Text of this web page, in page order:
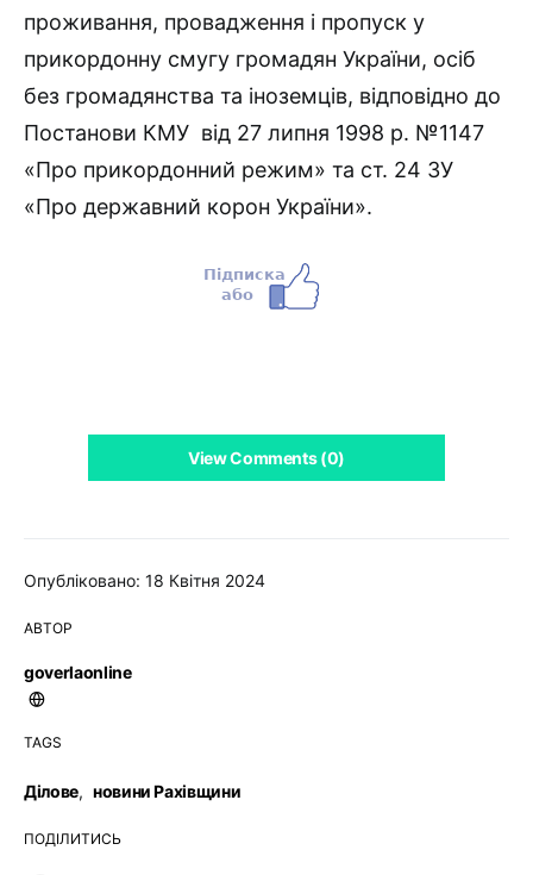
Опубліковано: 18 Квітня 2024
АВТОР
goverlaonline
TAGS
Ділове, новини Рахівщини
ПОДІЛИТИСЬ
проживання, провадження і пропуск у
прикордонну смугу громадян України, осіб
без громадянства та іноземців, відповідно до
Постанови КМУ від 27 липня 1998 р. №1147
«Про прикордонний режим» та ст. 24 ЗУ
«Про державний корон України».
View Comments (0)